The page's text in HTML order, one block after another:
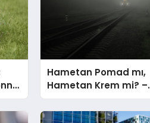
Hametan Pomad mı,
Hametan Krem mi? –
Hangisini Seçmeli?